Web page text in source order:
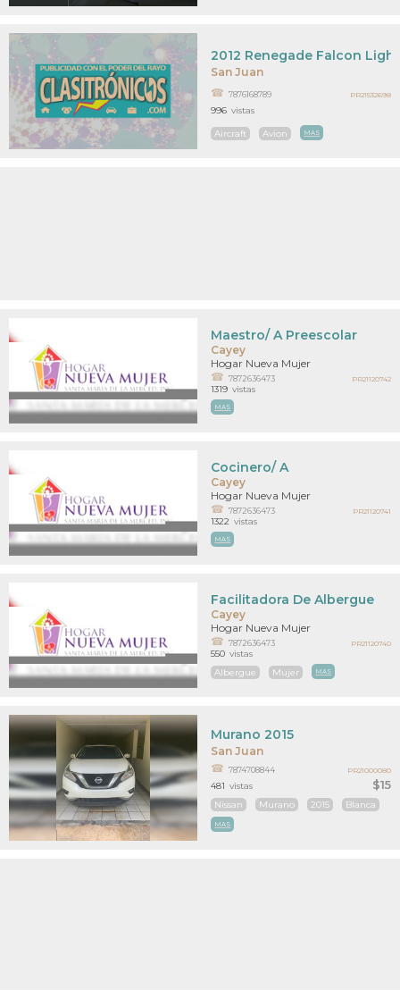
San Juan
2012 Renegade Falcon
7876168789
Aircraft Avion MAS
996 vistas
PR21532698
Cayey
Maestro/ A Preescolar
Hogar Nueva Mujer
7872636473
MAS
1319 vistas
PR21120742
Cayey
Cocinero/ A
Hogar Nueva Mujer
7872636473
MAS
1322 vistas
PR21120741
Cayey
Facilitadora De Albergue
Hogar Nueva Mujer
7872636473
Albergue Mujer MAS
550 vistas
PR21120740
San Juan
$15
Murano 2015
7874708844
Nissan Murano 2015 Blanca
MAS
481 vistas
PR21000080